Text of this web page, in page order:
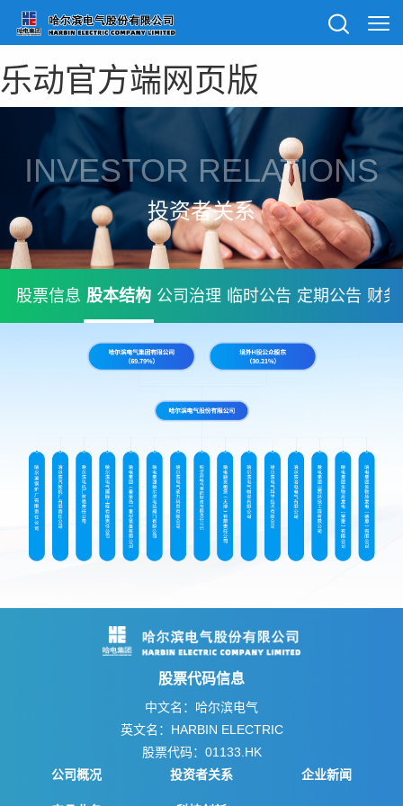
乐动官方端网页版
INVESTOR RELATIONS
投资者关系
股票信息 股本结构 公司治理 临时公告 定期公告 财
股票代码信息
中文名：哈尔滨电气
英文名：HARBIN ELECTRIC
股票代码：01133.HK
公司概况
投资者关系 企业新闻